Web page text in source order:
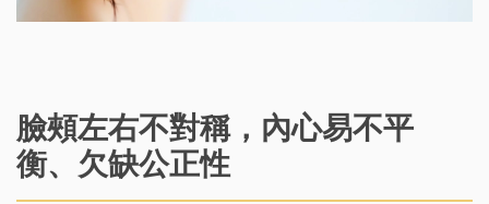
臉頰左右不對稱，內心易不平
衡、欠缺公正性